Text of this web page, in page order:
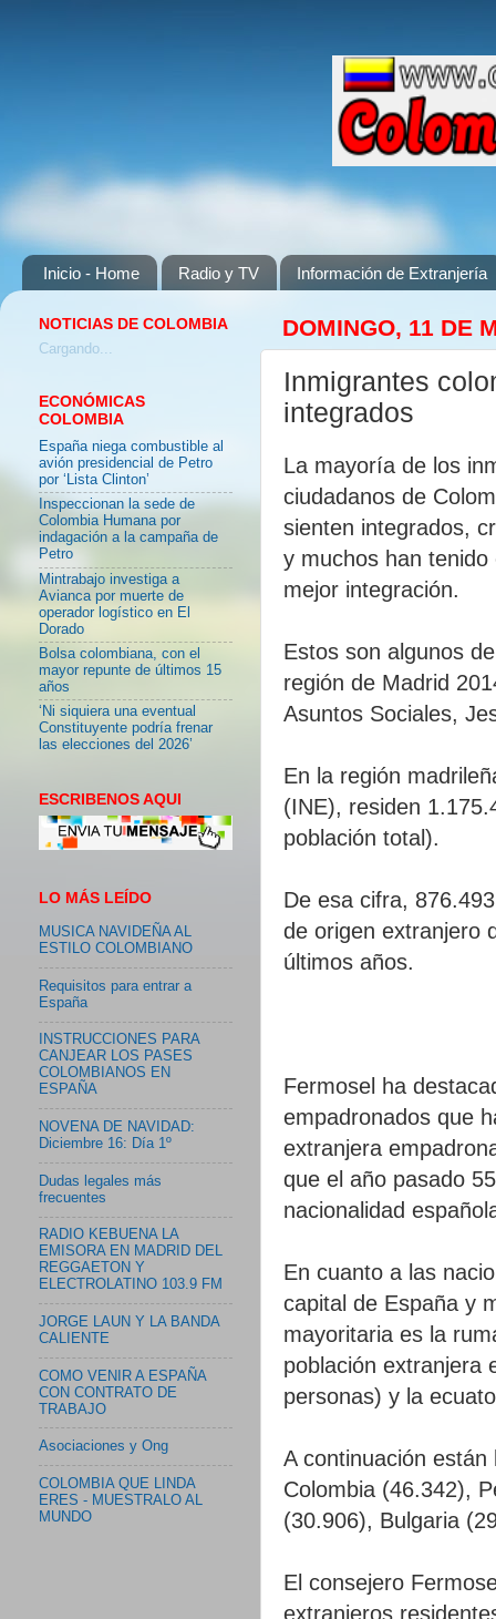
Inicio - Home Radio y TV Información de Extranjería
DOMINGO, 11 DE
Inmigrantes
integrados
La mayoría de los
ciudadanos de
sienten integrados,
y muchos han
mejor integración.
Estos son algunos
región de Madrid
Asuntos Sociales,
En la región
(INE), residen
población total).
De esa cifra,
de origen extranjero
últimos años.
Fermosel ha
empadronados que
extranjera
que el año pasado
nacionalidad
En cuanto a las
capital de España y
mayoritaria es la
población extranjera
personas) y la
A continuación
Colombia (46.342),
(30.906), Bulgaria
El consejero
extranjeros
NOTICIAS DE COLOMBIA
Cargando...
ECONÓMICAS
COLOMBIA
España niega combustible al
avión presidencial de Petro
por ‘Lista Clinton’
Inspeccionan la sede de
Colombia Humana por
indagación a la campaña de
Petro
Mintrabajo investiga a
Avianca por muerte de
operador logístico en El
Dorado
Bolsa colombiana, con el
mayor repunte de últimos 15
años
‘Ni siquiera una eventual
Constituyente podría frenar
las elecciones del 2026’
ESCRIBENOS AQUI
LO MÁS LEÍDO
MUSICA NAVIDEÑA AL
ESTILO COLOMBIANO
Requisitos para entrar a
España
INSTRUCCIONES PARA
CANJEAR LOS PASES
COLOMBIANOS EN
ESPAÑA
NOVENA DE NAVIDAD:
Diciembre 16: Día 1º
Dudas legales más
frecuentes
RADIO KEBUENA LA
EMISORA EN MADRID DEL
REGGAETON Y
ELECTROLATINO 103.9 FM
JORGE LAUN Y LA BANDA
CALIENTE
COMO VENIR A ESPAÑA
CON CONTRATO DE
TRABAJO
Asociaciones y Ong
COLOMBIA QUE LINDA
ERES - MUESTRALO AL
MUNDO